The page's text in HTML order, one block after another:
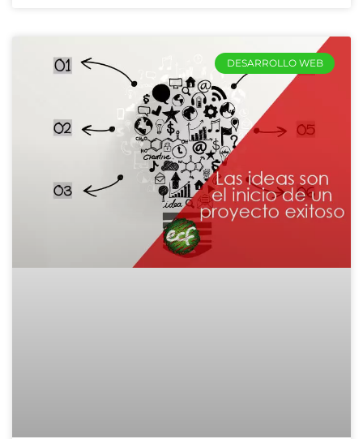
DESARROLLO WEB